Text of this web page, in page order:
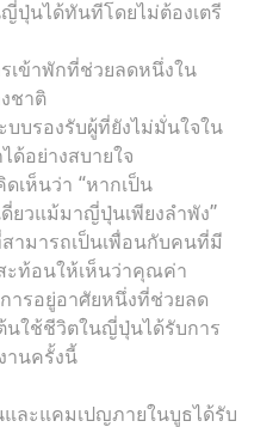
ปุ่นได้ทันทีโดยไม่ต้องเตรี
เข้าพักที่ช่วยลดหนึ่งใน
ชาติ
บรองรับผู้ที่ยังไม่มั่นใจใน
ด้อย่างสบายใจ
เห็นว่า “หากเป็น
ดี่ยวแม้มาญี่ปุ่นเพียงลำพัง”
ามารถเป็นเพื่อนกับคนที่มี
ะท้อนให้เห็นว่าคุณค่า
ารอยู่อาศัยหนึ่งที่ช่วยลด
นใช้ชีวิตในญี่ปุ่นได้รับการ
านครั้งนี้
ละแคมเปญภายในบูธได้รับ